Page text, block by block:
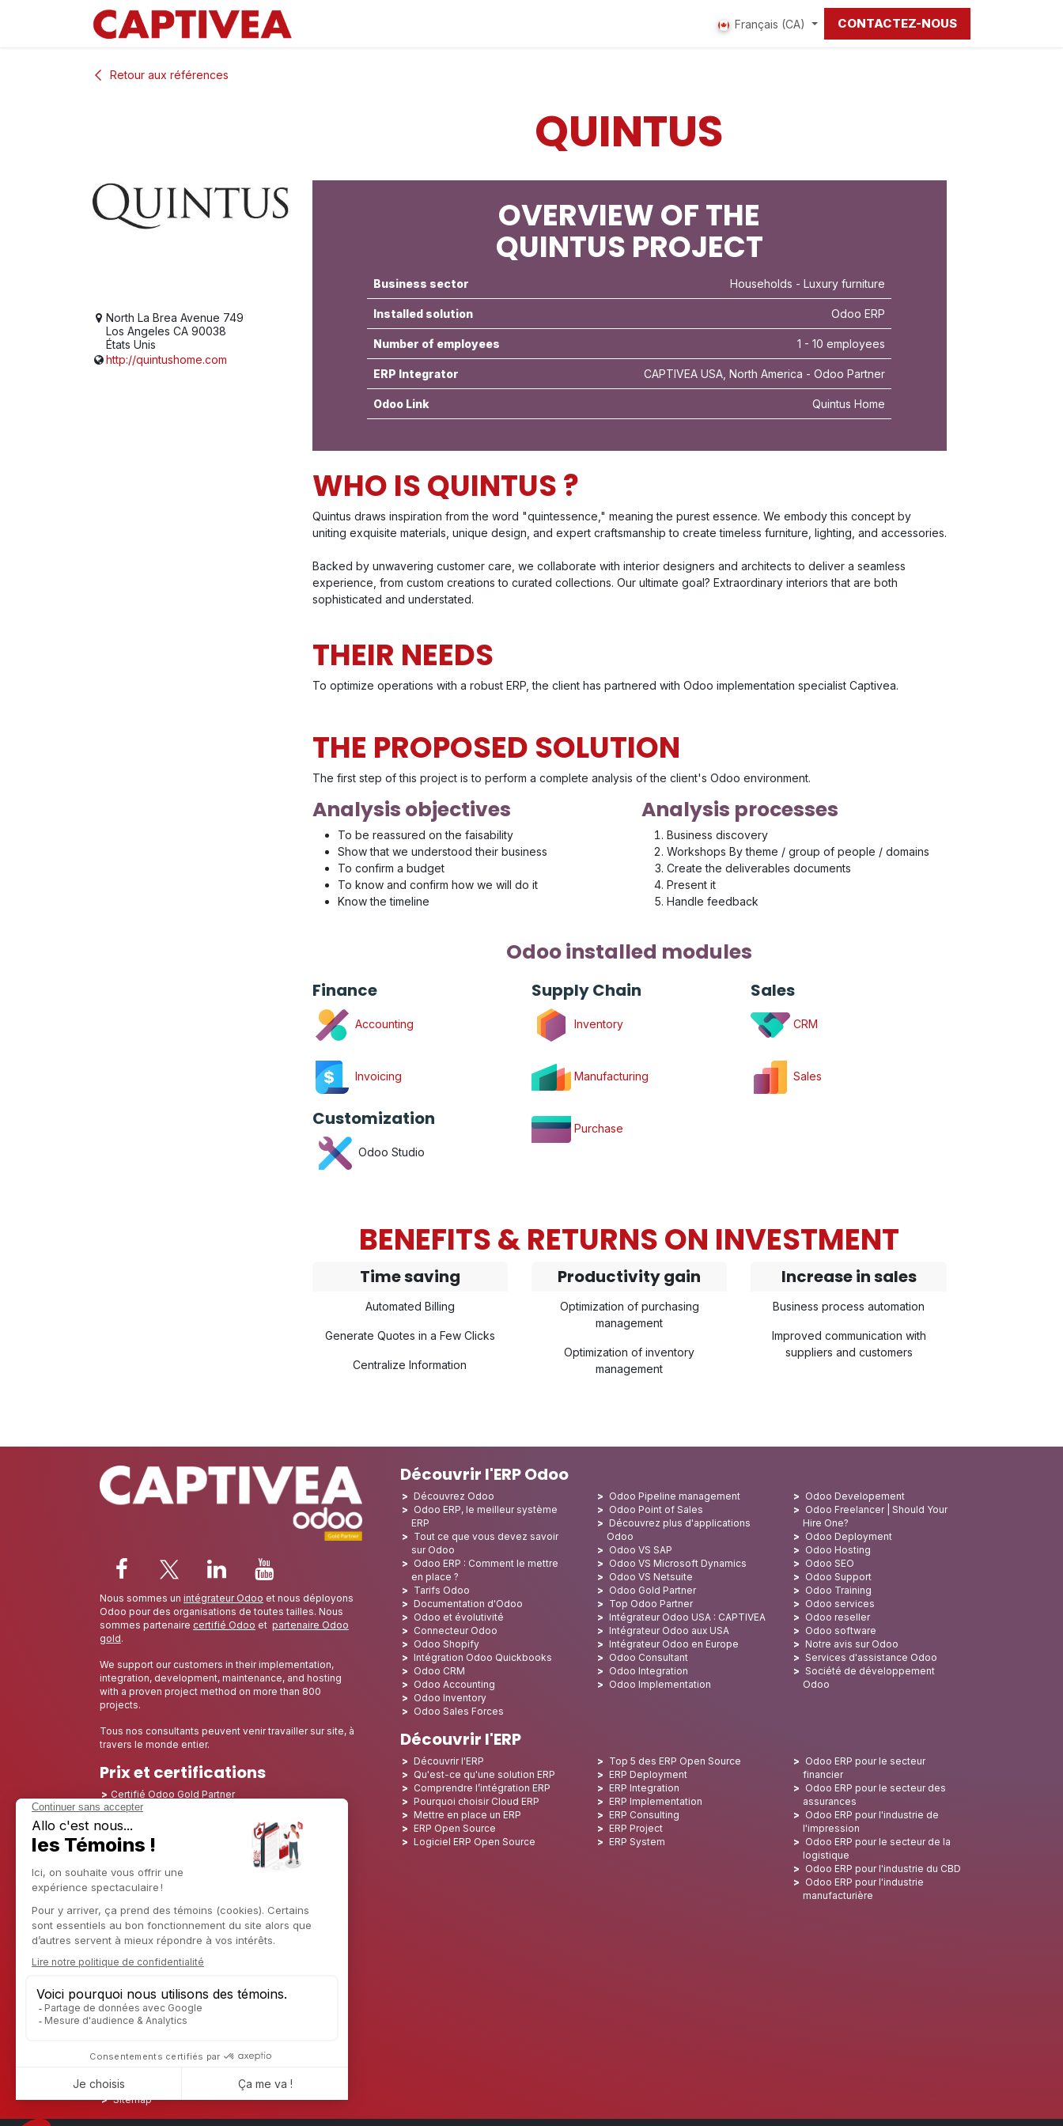
Se rendre au contenu
Français (CA) CONTACTEZ-NOUS
Retour aux références
North La Brea Avenue 749
Los Angeles CA 90038
États Unis
http://quintushome.com
QUINTUS
OVERVIEW OF THE
QUINTUS PROJECT
Business sector Households - Luxury furniture
Installed solution Odoo ERP
Number of employees 1 - 10 employees
ERP Integrator CAPTIVEA USA, North America - Odoo Partner
Odoo Link Quintus Home
WHO IS QUINTUS ?
Quintus draws inspiration from the word "quintessence," meaning the purest essence. We embody this concept by
uniting exquisite materials, unique design, and expert craftsmanship to create timeless furniture, lighting, and accessories.
Backed by unwavering customer care, we collaborate with interior designers and architects to deliver a seamless
experience, from custom creations to curated collections. Our ultimate goal? Extraordinary interiors that are both
sophisticated and understated.
THEIR NEEDS
To optimize operations with a robust ERP, the client has partnered with Odoo implementation specialist Captivea.
THE PROPOSED SOLUTION
The first step of this project is to perform a complete analysis of the client's Odoo environment.
Analysis objectives
To be reassured on the faisability
Show that we understood their business
To confirm a budget
To know and confirm how we will do it
Know the timeline
Analysis processes
Business discovery
Workshops By theme / group of people / domains
Create the deliverables documents
Present it
Handle feedback
Odoo installed modules
Finance
Accounting
Invoicing
Customization
Odoo Studio
Supply Chain
Inventory
Manufacturing
Purchase
Sales
CRM
Sales
BENEFITS & RETURNS ON INVESTMENT
Time saving
Automated Billing
Generate Quotes in a Few Clicks
Centralize Information
Productivity gain
Optimization of purchasing
management
Optimization of inventory
management
Increase in sales
Business process automation
Improved communication with
suppliers and customers
Nous sommes un intégrateur Odoo et nous déployons
Odoo pour des organisations de toutes tailles. Nous
sommes partenaire certifié Odoo et partenaire Odoo
gold.
We support our customers in their implementation,
integration, development, maintenance, and hosting
with a proven project method on more than 800
projects.
Tous nos consultants peuvent venir travailler sur site, à
travers le monde entier.
Prix et certifications
Certifié Odoo Gold Partner
Certified Partner Odoo 12, Odoo 13, Odoo 14, Odoo
15, Odoo 16, Odoo 17, Odoo 18 et Odoo 19
Nominé Best Partner 2025 - Europe
Nominé Best Partner 2025 - Amérique du Nord
Nominé Best Partner 2024 - Europe
Nominé Best Partner 2024 - Amérique du Nord
Champion de la Croissance 2023 - France
Nominé Best Partner 2022 - Amérique du Nord
Nominé Best Partner 2021 - Amérique du Nord
Nominé Best Partner 2020 - Amérique du Nord
Lauréat du prix du meilleur starter 2019 - Amérique
Découvrir CAPTIVEA
Conseil en entreprise
Captivea aux USA
Jobs
Contactez-nous
Sitemap
Découvrir l'ERP Odoo
Découvrez Odoo
Odoo ERP, le meilleur système
ERP
Tout ce que vous devez savoir
sur Odoo
Odoo ERP : Comment le mettre
en place ?
Tarifs Odoo
Documentation d'Odoo
Odoo et évolutivité
Connecteur Odoo
Odoo Shopify
Intégration Odoo Quickbooks
Odoo CRM
Odoo Accounting
Odoo Inventory
Odoo Sales Forces
Odoo Pipeline management
Odoo Point of Sales
Découvrez plus d'applications
Odoo
Odoo VS SAP
Odoo VS Microsoft Dynamics
Odoo VS Netsuite
Odoo Gold Partner
Top Odoo Partner
Intégrateur Odoo USA : CAPTIVEA
Intégrateur Odoo aux USA
Intégrateur Odoo en Europe
Odoo Consultant
Odoo Integration
Odoo Implementation
Odoo Developement
Odoo Freelancer | Should Your
Hire One?
Odoo Deployment
Odoo Hosting
Odoo SEO
Odoo Support
Odoo Training
Odoo services
Odoo reseller
Odoo software
Notre avis sur Odoo
Services d'assistance Odoo
Société de développement
Odoo
Découvrir l'ERP
Découvrir l'ERP
Qu'est-ce qu'une solution ERP
Comprendre l’intégration ERP
Pourquoi choisir Cloud ERP
Mettre en place un ERP
ERP Open Source
Logiciel ERP Open Source
Top 5 des ERP Open Source
ERP Deployment
ERP Integration
ERP Implementation
ERP Consulting
ERP Project
ERP System
Odoo ERP pour le secteur
financier
Odoo ERP pour le secteur des
assurances
Odoo ERP pour l'industrie de
l'impression
Odoo ERP pour le secteur de la
logistique
Odoo ERP pour l'industrie du CBD
Odoo ERP pour l'industrie
manufacturière